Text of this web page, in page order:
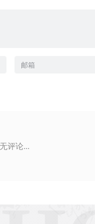
评论...